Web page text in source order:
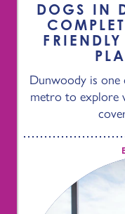
DOGS IN
Dunwoody is one
metro to explore